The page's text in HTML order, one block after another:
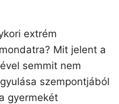
extrém
Mit jelent a
semmit nem
szempontjából
gyermekét